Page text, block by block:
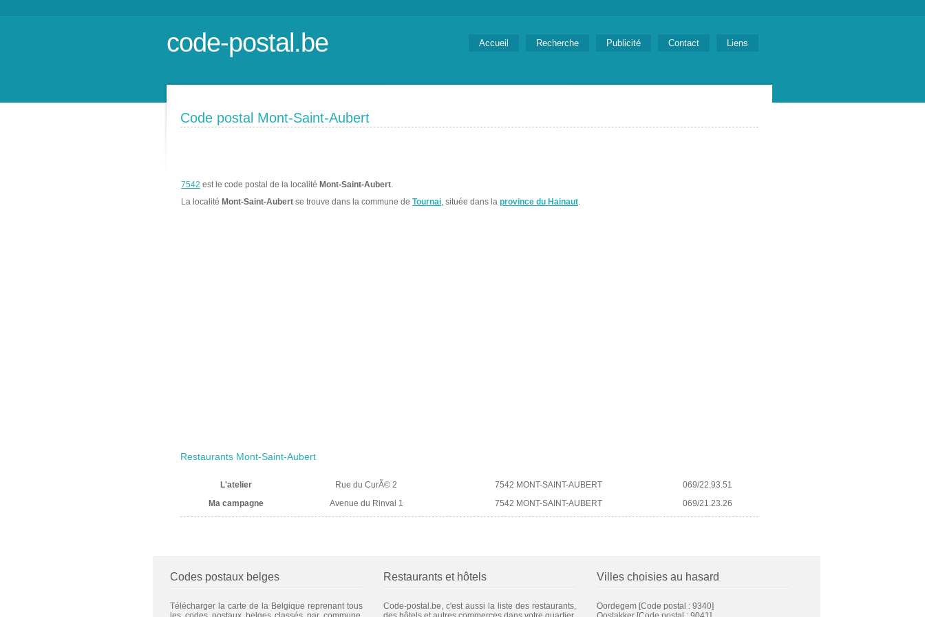
code-postal.be Accueil Recherche Publicité Contact Liens
Code postal Mont-Saint-Aubert
7542 est le code postal de la localité Mont-Saint-Aubert.
La localité Mont-Saint-Aubert se trouve dans la commune de Tournai, située dans la province du Hainaut.
Restaurants Mont-Saint-Aubert
L'atelier Rue du CurÃ© 2 7542 MONT-SAINT-AUBERT
069/22.93.51
Ma campagne
Avenue du Rinval 1 7542 MONT-SAINT-AUBERT 069/21.23.26
Codes postaux belges
Télécharger la carte de la Belgique reprenant tous
Restaurants et hôtels
Code-postal.be, c'est aussi la liste des restaurants,
Villes choisies au hasard
Oordegem [Code postal : 9340]